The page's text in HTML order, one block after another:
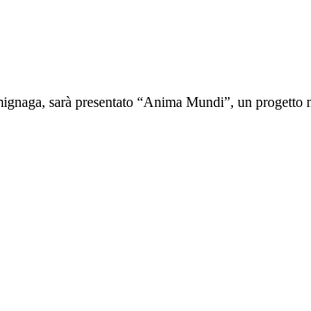
sarà presentato “Anima Mundi”, un